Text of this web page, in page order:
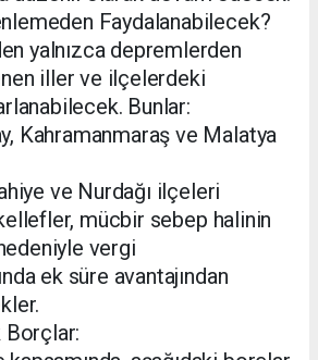
Faydalanabilecek?
yalnızca depremlerden
iller ve ilçelerdeki
Bunlar:
Kahramanmaraş ve Malatya
ve Nurdağı ilçeleri
mücbir sebep halinin
vergi
ek süre avantajından
Borçlar: